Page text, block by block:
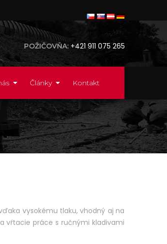
POŽIČOVŇA: +421 911 075 265
Články Kontakt
vysokému tlaku, vhodný aj na
vŕtacie práce s ručnými kladivami